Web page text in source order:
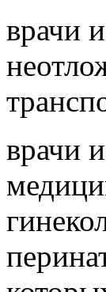
врачи
врачи